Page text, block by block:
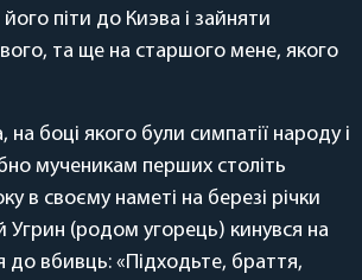
піти до Киэва і зайняти
та ще на старшого мене, якого
боці якого були симпатії народу і
мученикам перших століть
в своєму наметі на березі річки
Угрин (родом угорець) кинувся на
до вбивць: «Підходьте, браття,